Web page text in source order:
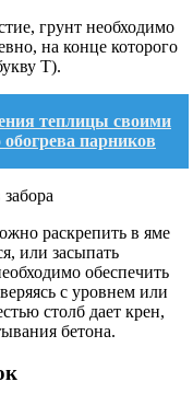
грунт необходимо
на конце которого
Т).
теплицы своими
парников
раскрепить в яме
или засыпать
обеспечить
с уровнем или
столб дает крен,
бетона.